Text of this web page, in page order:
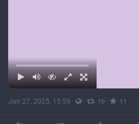
Jan 27, 2025, 15:59 · · 10 · 11